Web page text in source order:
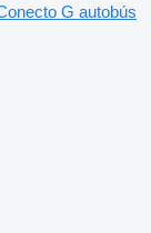
G autobús